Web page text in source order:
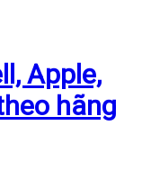
Apple,
hãng